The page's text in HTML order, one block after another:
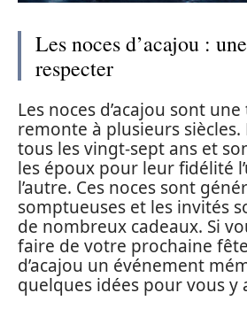
Les noces d’acajou :
respecter
Les noces d’acajou sont
remonte à plusieurs siècles.
tous les vingt-sept ans et
les époux pour leur fidélité
l’autre. Ces noces sont
somptueuses et les invités
de nombreux cadeaux. Si
faire de votre prochaine
d’acajou un événement
quelques idées pour vous y